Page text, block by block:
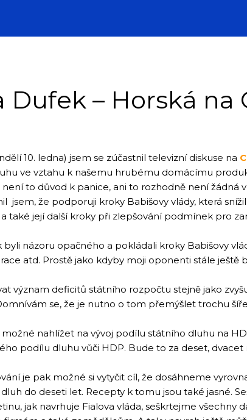
Dufek – Horská na
10. ledna) jsem se zúčastnil televizní diskuse na
ve vztahu k našemu hrubému domácímu
není to důvod k panice, ani to rozhodně není žádná
jsem, že podporuji kroky Babišovy vlády, která
také její další kroky při zlepšování podmínek pro
byli názoru opačného a pokládali kroky Babišovy
atd. Prostě jako kdyby moji oponenti stále ještě
význam deficitů státního rozpočtu stejně jako
se, že je nutno o tom přemýšlet trochu
možné nahlížet na vývoj podílu státního dluhu na
podílu dluhu vůči HDP. Bude to za deset,
je pak možné si vytyčit cíl, že dosáhneme
do deseti let. Recepty k tomu jsou také jasné.
jak navrhuje Fialova vláda, seškrtejme všechny